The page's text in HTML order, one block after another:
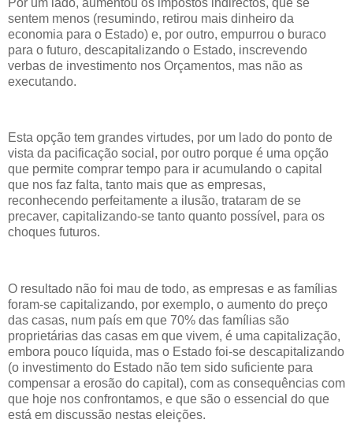
sentem menos (resumindo, retirou mais dinheiro da
economia para o Estado) e, por outro, empurrou o buraco
para o futuro, descapitalizando o Estado, inscrevendo
verbas de investimento nos Orçamentos, mas não as
executando.
Esta opção tem grandes virtudes, por um lado do ponto de
vista da pacificação social, por outro porque é uma opção
que permite comprar tempo para ir acumulando o capital
que nos faz falta, tanto mais que as empresas,
reconhecendo perfeitamente a ilusão, trataram de se
precaver, capitalizando-se tanto quanto possível, para os
choques futuros.
O resultado não foi mau de todo, as empresas e as famílias
foram-se capitalizando, por exemplo, o aumento do preço
das casas, num país em que 70% das famílias são
proprietárias das casas em que vivem, é uma capitalização,
embora pouco líquida, mas o Estado foi-se descapitalizando
(o investimento do Estado não tem sido suficiente para
compensar a erosão do capital), com as consequências com
que hoje nos confrontamos, e que são o essencial do que
está em discussão nestas eleições.